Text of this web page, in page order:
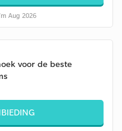
Aug 2026
voor de beste